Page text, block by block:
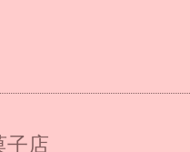
子店